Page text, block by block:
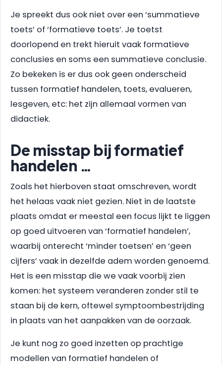
Je spreekt dus ook niet over een ‘summatieve
toets’ of ‘formatieve toets’. Je toetst
doorlopend en trekt hieruit vaak formatieve
conclusies en soms een summatieve conclusie.
Zo bekeken is er dus ook geen onderscheid
tussen formatief handelen, toets, evalueren,
lesgeven, etc: het zijn allemaal vormen van
didactiek.
De misstap bij formatief
handelen …
Zoals het hierboven staat omschreven, wordt
het helaas vaak niet gezien. Niet in de laatste
plaats omdat er meestal een focus lijkt te liggen
op goed uitvoeren van ‘formatief handelen’,
waarbij onterecht ‘minder toetsen’ en ‘geen
cijfers’ vaak in dezelfde adem worden genoemd.
Het is een misstap die we vaak voorbij zien
komen: het systeem veranderen zonder stil te
staan bij de kern, oftewel symptoombestrijding
in plaats van het aanpakken van de oorzaak.
Je kunt nog zo goed inzetten op prachtige
modellen van formatief handelen of